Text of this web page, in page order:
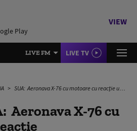
Play
VIEW
LIVE FM LIVE TV
SUA: Aeronava X-76 cu motoare cu reacție unice, înlocuitor al modelului V-22 Osprey. Substituit și pentru bătrânul Black Hawk
Aeronava X-76 cu